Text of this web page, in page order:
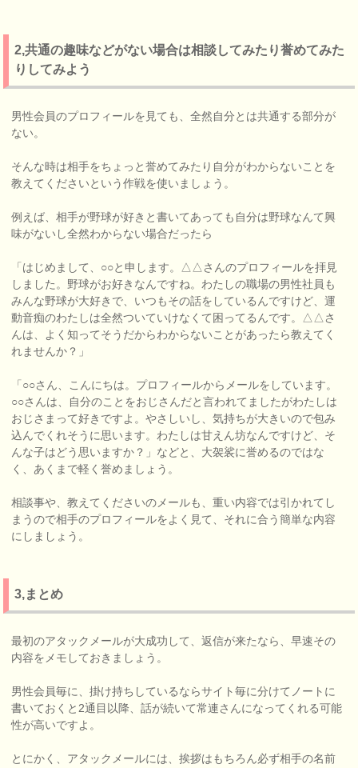
2,共通の趣味などがない場合は相談してみたり誉めてみた
りしてみよう
男性会員のプロフィールを見ても、全然自分とは共通する部分が
ない。
そんな時は相手をちょっと誉めてみたり自分がわからないことを
教えてくださいという作戦を使いましょう。
例えば、相手が野球が好きと書いてあっても自分は野球なんて興
味がないし全然わからない場合だったら
「はじめまして、○○と申します。△△さんのプロフィールを拝見
しました。野球がお好きなんですね。わたしの職場の男性社員も
みんな野球が大好きで、いつもその話をしているんですけど、運
動音痴のわたしは全然ついていけなくて困ってるんです。△△さ
んは、よく知ってそうだからわからないことがあったら教えてく
れませんか？」
「○○さん、こんにちは。プロフィールからメールをしています。
○○さんは、自分のことをおじさんだと言われてましたがわたしは
おじさまって好きですよ。やさしいし、気持ちが大きいので包み
込んでくれそうに思います。わたしは甘えん坊なんですけど、そ
んな子はどう思いますか？」などと、大袈裟に誉めるのではな
く、あくまで軽く誉めましょう。
相談事や、教えてくださいのメールも、重い内容では引かれてし
まうので相手のプロフィールをよく見て、それに合う簡単な内容
にしましょう。
3,まとめ
最初のアタックメールが大成功して、返信が来たなら、早速その
内容をメモしておきましょう。
男性会員毎に、掛け持ちしているならサイト毎に分けてノートに
書いておくと2通目以降、話が続いて常連さんになってくれる可能
性が高いですよ。
とにかく、アタックメールには、挨拶はもちろん必ず相手の名前